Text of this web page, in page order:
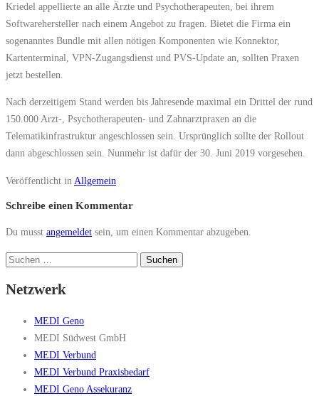
Kriedel appellierte an alle Ärzte und Psychotherapeuten, bei ihrem
Softwarehersteller nach einem Angebot zu fragen. Bietet die Firma ein
sogenanntes Bundle mit allen nötigen Komponenten wie Konnektor,
Kartenterminal, VPN-Zugangsdienst und PVS-Update an, sollten Praxen
jetzt bestellen.
Nach derzeitigem Stand werden bis Jahresende maximal ein Drittel der rund
150.000 Arzt-, Psychotherapeuten- und Zahnarztpraxen an die
Telematikinfrastruktur angeschlossen sein. Ursprünglich sollte der Rollout
dann abgeschlossen sein. Nunmehr ist dafür der 30. Juni 2019 vorgesehen.
Veröffentlicht in Allgemein
Schreibe einen Kommentar
Du musst angemeldet sein, um einen Kommentar abzugeben.
Suchen
Netzwerk
MEDI Geno
MEDI Südwest GmbH
MEDI Verbund
MEDI Verbund Praxisbedarf
MEDI Geno Assekuranz